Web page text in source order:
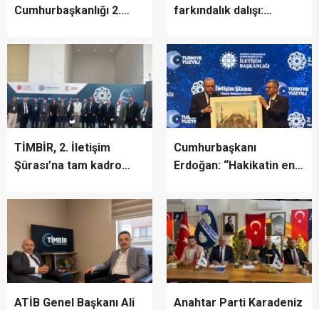
Cumhurbaşkanlığı 2.
farkındalık dalışı:
asla mümkün değil”
TİMBİR, 2. İletişim
Şûrası’na tam kadro
Cumhurbaşkanı
Erdoğan: “Hakikatin en
dönemden geçiyoruz”
ATİB Genel Başkanı Ali
Anahtar Parti Karadeniz